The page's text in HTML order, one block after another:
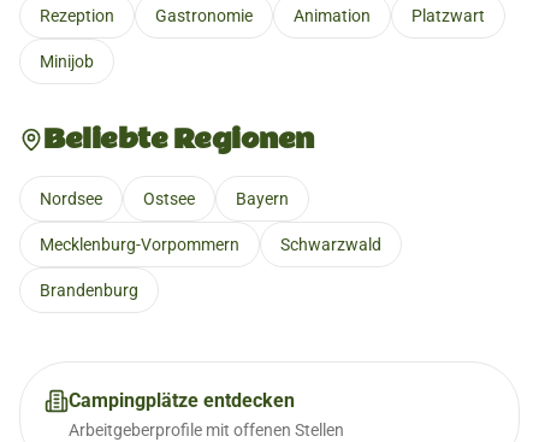
Rezeption Gastronomie Animation Platzwart
Minijob
Beliebte Regionen
Nordsee Ostsee Bayern
Mecklenburg-Vorpommern Schwarzwald
Brandenburg
Campingplätze entdecken
Arbeitgeberprofile mit offenen Stellen